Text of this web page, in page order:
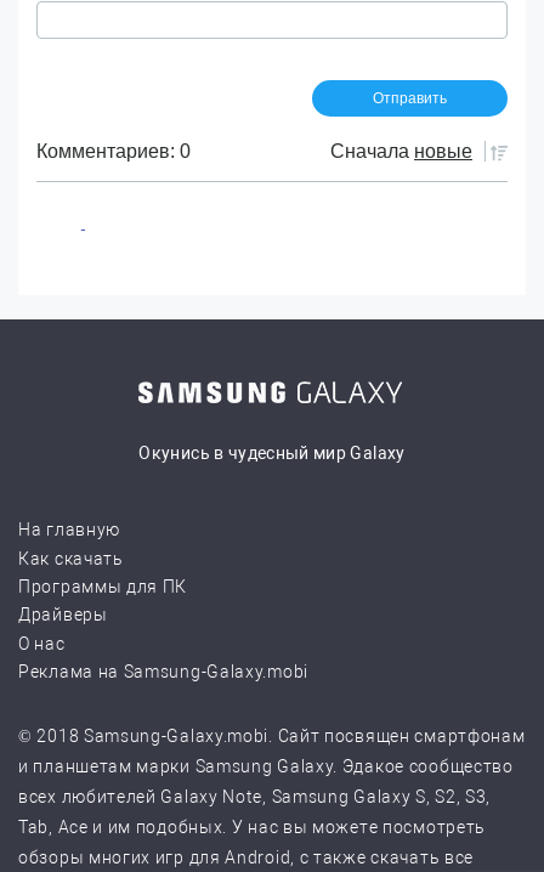
Комментариев: 0 Сначала новые
Окунись в чудесный мир Galaxy
На главную
Как скачать
Программы для ПК
Драйверы
О нас
Реклама на Samsung-Galaxy.mobi
© 2018 Samsung-Galaxy.mobi. Сайт посвящен смартфонам
и планшетам марки Samsung Galaxy. Эдакое сообщество
всех любителей Galaxy Note, Samsung Galaxy S, S2, S3,
Tab, Ace и им подобных. У нас вы можете посмотреть
обзоры многих игр для Android, с также скачать все